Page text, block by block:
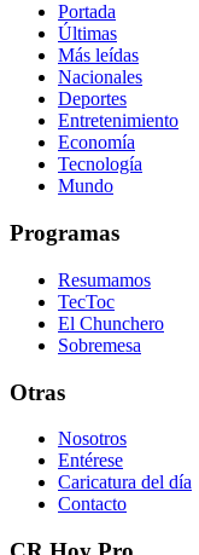
Portada
Últimas
Más leídas
Nacionales
Deportes
Entretenimiento
Economía
Tecnología
Mundo
Programas
Resumamos
TecToc
El Chunchero
Sobremesa
Otras
Nosotros
Entérese
Caricatura del día
Contacto